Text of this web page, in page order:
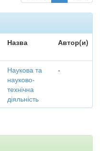
Назва Автор(и)
Наукова та
науково-
технічна
діяльність
-